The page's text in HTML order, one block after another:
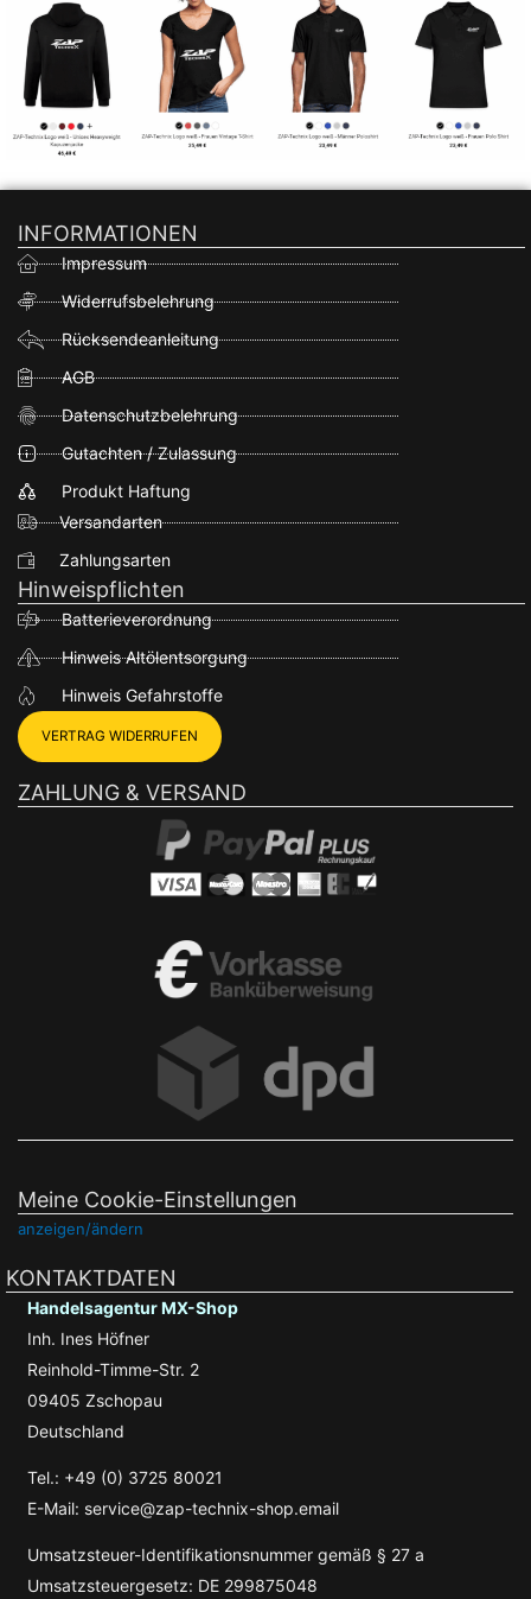
INFORMATIONEN
Impressum
Widerrufsbelehrung
Rücksendeanleitung
AGB
Datenschutzbelehrung
Gutachten / Zulassung
Produkt Haftung
Versandarten
Zahlungsarten
Hinweispflichten
Batterieverordnung
Hinweis Altölentsorgung
Hinweis Gefahrstoffe
VERTRAG WIDERRUFEN
ZAHLUNG & VERSAND
Meine Cookie-Einstellungen
anzeigen/ändern
KONTAKTDATEN
Handelsagentur MX-Shop
Inh. Ines Höfner
Reinhold-Timme-Str. 2
09405 Zschopau
Deutschland
Tel.: +49 (0) 3725 80021
E-Mail: service@zap-technix-shop.email
Umsatzsteuer-Identifikationsnummer gemäß § 27 a
Umsatzsteuergesetz: DE 299875048